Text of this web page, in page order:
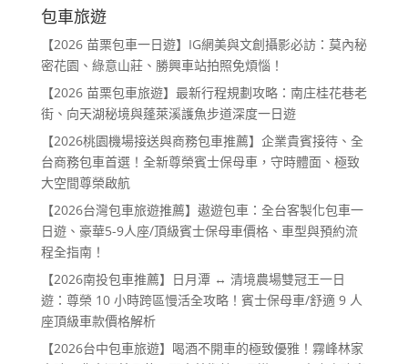
包車旅遊
【2026 苗栗包車一日遊】IG網美與文創攝影必訪：莫內秘
密花園、綠意山莊、勝興車站拍照免煩惱！
【2026 苗栗包車旅遊】最新行程規劃攻略：南庄桂花巷老
街、向天湖秘境與蓬萊溪護魚步道深度一日遊
【2026桃園機場接送與商務包車推薦】企業貴賓接待、全
台商務包車首選！全新尊榮賓士保母車，守時體面、極致
大空間尊榮啟航
【2026台灣包車旅遊推薦】遨遊包車：全台客製化包車一
日遊、豪華5-9人座/頂級賓士保母車價格、車型與預約流
程全指南！
【2026南投包車推薦】日月潭 ↔ 清境農場雙冠王一日
遊：尊榮 10 小時跨區慢活全攻略！賓士保母車/舒適 9 人
座頂級車款價格解析
【2026台中包車旅遊】喝酒不開車的極致優雅！霧峰林家